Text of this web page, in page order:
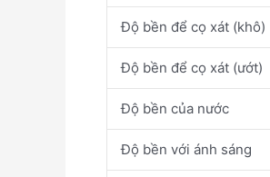
Độ bền để cọ xát (khô)
Độ bền để cọ xát (ướt)
Độ bền của nước
Độ bền với ánh sáng